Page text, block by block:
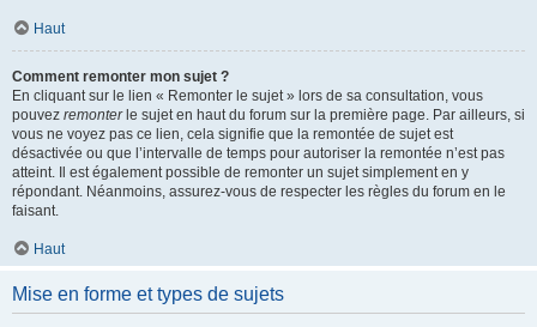
Haut
Comment remonter mon sujet ?
En cliquant sur le lien « Remonter le sujet » lors de sa consultation, vous
pouvez remonterle sujet en haut du forum sur la première page. Par ailleurs, si
vous ne voyez pas ce lien, cela signifie que la remontée de sujet est
désactivée ou que l’intervalle de temps pour autoriser la remontée n’est pas
atteint. Il est également possible de remonter un sujet simplement en y
répondant. Néanmoins, assurez-vous de respecter les règles du forum en le
faisant.
Haut
Mise en forme et types de sujets